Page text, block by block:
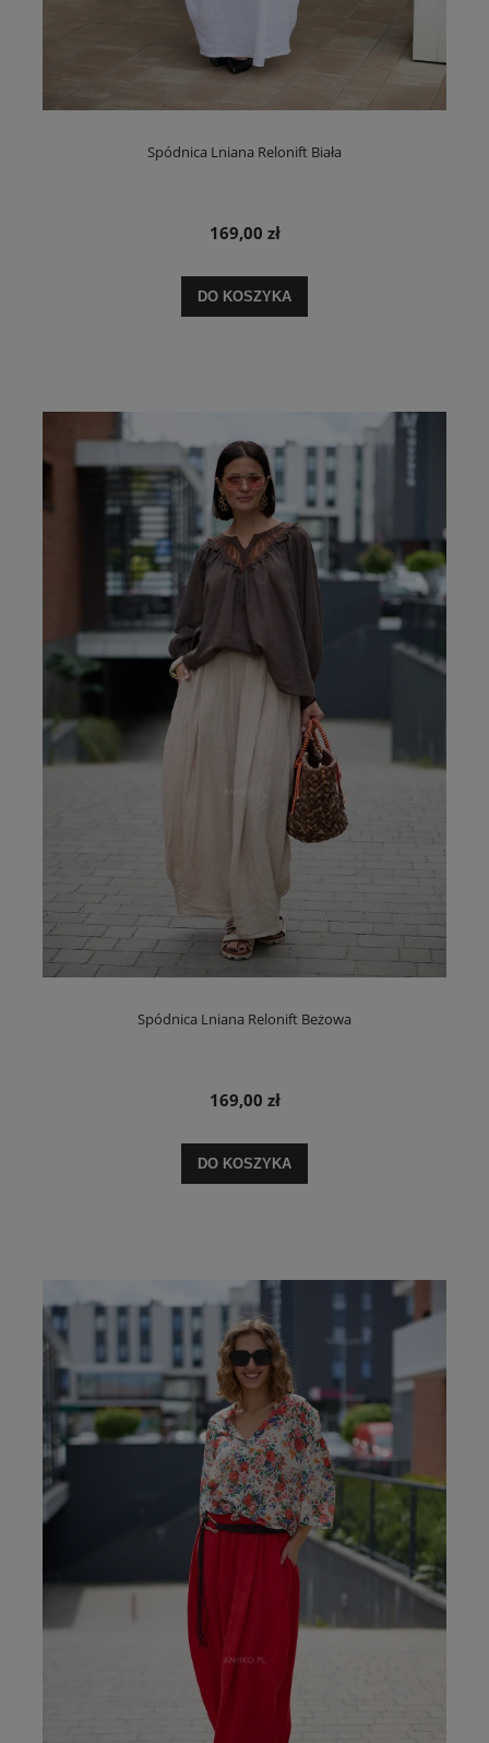
Spódnica Lniana Relonift Biała
169,00 zł
DO KOSZYKA
Spódnica Lniana Relonift Beżowa
169,00 zł
DO KOSZYKA